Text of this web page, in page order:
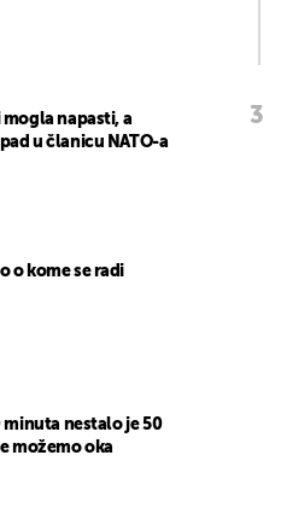
mogla napasti, a
u članicu NATO-a
o kome se radi
nestalo je 50
možemo oka